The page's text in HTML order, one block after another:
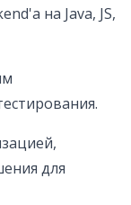
на Java, JS,
для